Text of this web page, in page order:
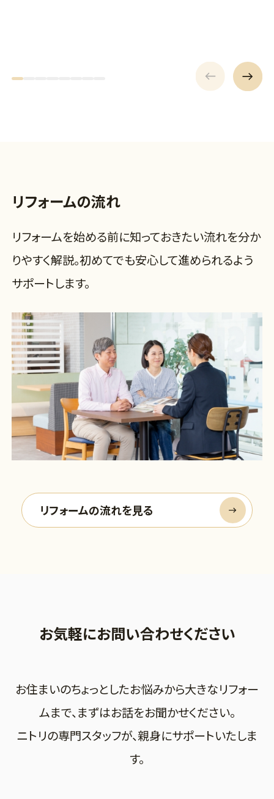
リフォームの流れ
リフォームを始める前に知っておきたい流れを分か
りやすく解説。初めてでも安心して進められるよう
サポートします。
リフォームの流れを見る
お気軽にお問い合わせください
お住まいのちょっとしたお悩みから大きなリフォー
ムまで、まずはお話をお聞かせください。
ニトリの専門スタッフが、親身にサポートいたしま
す。